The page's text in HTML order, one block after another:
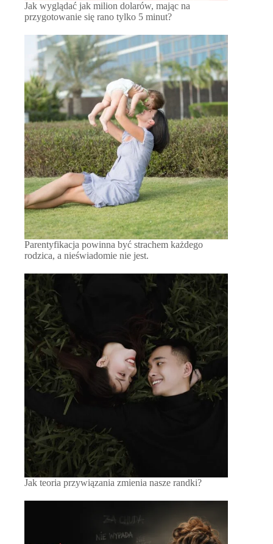
Jak wyglądać jak milion dolarów, mając na
przygotowanie się rano tylko 5 minut?
Parentyfikacja powinna być strachem każdego
rodzica, a nieświadomie nie jest.
Jak teoria przywiązania zmienia nasze randki?